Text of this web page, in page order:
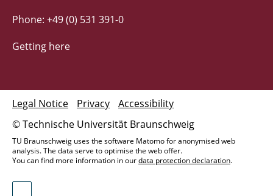
Phone: +49 (0) 531 391-0
Getting here
© Technische Universität Braunschweig
Legal Notice Privacy Accessibility
TU Braunschweig uses the software Matomo for anonymised web
analysis. The data serve to optimise the web offer.
You can find more information in ourdata protection declaration.